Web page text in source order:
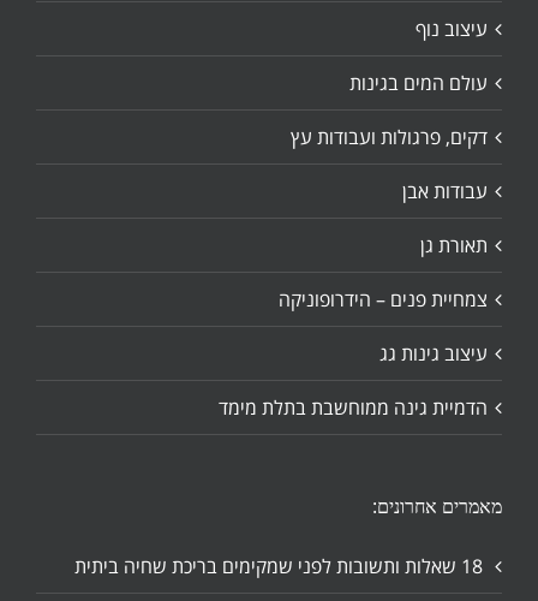
עיצוב נוף
עולם המים בגינות
דקים, פרגולות ועבודות עץ
עבודות אבן
תאורת גן
צמחיית פנים – הידרופוניקה
עיצוב גינות גג
הדמיית גינה ממוחשבת בתלת מימד
מאמרים אחרונים: